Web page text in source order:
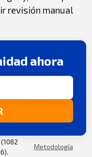
revisión manual
ahora
Metodología